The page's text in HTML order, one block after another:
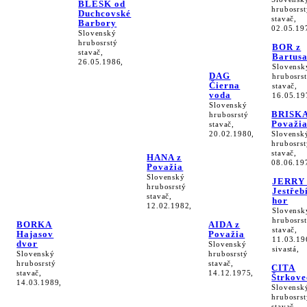
BORKA
Hajasov
dvor
Slovenský
hrubosrstý
stavač,
14.03.1989,
BLESK od
Duchcovské
Barbory
Slovenský
hrubosrstý
stavač,
26.05.1986,
stavač,
HANA z
Považia
Slovenský
hrubosrstý
stavač,
12.02.1982,
DAG
Čierna
voda
Slovenský
hrubosrstý
stavač,
20.02.1980,
BOR z
stavač,
stavač,
AIDA z
Považia
Slovenský
hrubosrstý
stavač,
14.12.1975,
JERRY
hor
stavač,
sivastá,
CITA